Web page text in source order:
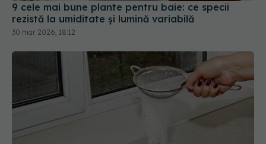
9 cele mai bune plante pentru baie: ce specii
rezistă la umiditate și lumină variabilă
30 mar 2026, 18:12